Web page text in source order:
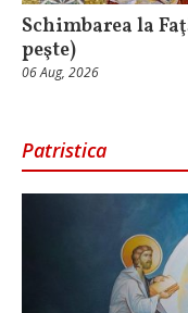
Schimbarea la
peşte)
06 Aug, 2026
Patristica